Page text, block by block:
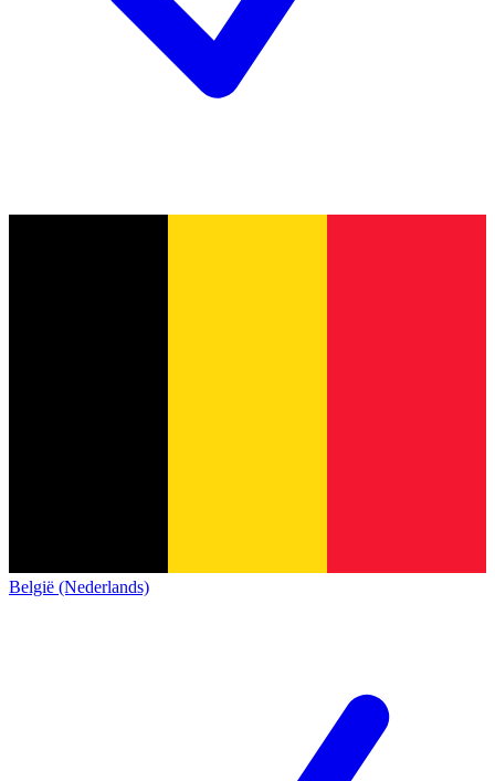
België (Nederlands)